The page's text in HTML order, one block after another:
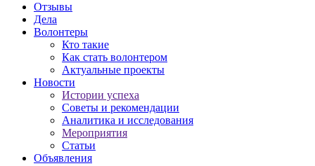
Отзывы
Дела
Волонтеры
Кто такие
Как стать волонтером
Актуальные проекты
Новости
Истории успеха
Советы и рекомендации
Аналитика и исследования
Мероприятия
Статьи
Объявления